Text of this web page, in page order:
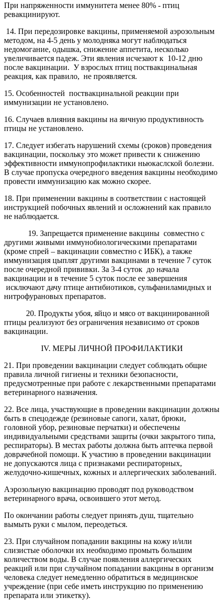
При напряженности иммунитета менее 80% - птиц
ревакцинируют.
14. При передозировке вакцины, применяемой аэрозольным
методом, на 4-5 день у молодняка могут наблюдаться
недомогание, одышка, снижение аппетита, несколько
увеличивается падеж. Эти явления исчезают к 10-12 дню
после вакцинации. У взрослых птиц поствакцинальная
реакция, как правило, не проявляется.
15. Особенностей поствакцинальной реакции при
иммунизации не установлено.
16. Случаев влияния вакцины на яичную продуктивность
птицы не установлено.
17. Следует избегать нарушений схемы (сроков) проведения
вакцинации, поскольку это может привести к снижению
эффективности иммунопрофилактики ньюкаслской болезни.
В случае пропуска очередного введения вакцины необходимо
провести иммунизацию как можно скорее.
18. При применении вакцины в соответствии с настоящей
инструкцией побочных явлений и осложнений как правило
не наблюдается.
19. Запрещается применение вакцины совместно с
другими живыми иммунобиологическими препаратами
(кроме спрей – вакцинации совместно с ИБК), а также
иммунизация цыплят другими вакцинами в течение 7 суток
после очередной прививки. За 3-4 суток до начала
вакцинации и в течение 5 суток после ее завершения
исключают дачу птице антибиотиков, сульфаниламидных и
нитрофурановых препаратов.
20. Продукты убоя, яйцо и мясо от вакцинированной
птицы реализуют без ограничения независимо от сроков
вакцинации.
IV. МЕРЫ ЛИЧНОЙ ПРОФИЛАКТИКИ
21. При проведении вакцинации следует соблюдать общие
правила личной гигиены и техники безопасности,
предусмотренные при работе с лекарственными препаратами
ветеринарного назначения.
22. Все лица, участвующие в проведении вакцинации должны
быть в спецодежде (резиновые сапоги, халат, брюки,
головной убор, резиновые перчатки) и обеспечены
индивидуальными средствами защиты (очки закрытого типа,
респираторы). В местах работы должна быть аптечка первой
доврачебной помощи. К участию в проведении вакцинации
не допускаются лица с признаками респираторных,
желудочно-кишечных, кожных и аллергических заболеваний.
Аэрозольную вакцинацию проводят под руководством
ветеринарного врача, освоившего этот метод.
По окончании работы следует принять душ, тщательно
вымыть руки с мылом, переодеться.
23. При случайном попадании вакцины на кожу и/или
слизистые оболочки их необходимо промыть большим
количеством воды. В случае появления аллергических
реакций или при случайном попадании вакцины в организм
человека следует немедленно обратиться в медицинское
учреждение (при себе иметь инструкцию по применению
препарата или этикетку).